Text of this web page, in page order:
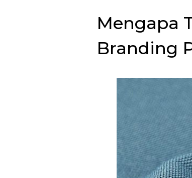
Mengapa
Branding